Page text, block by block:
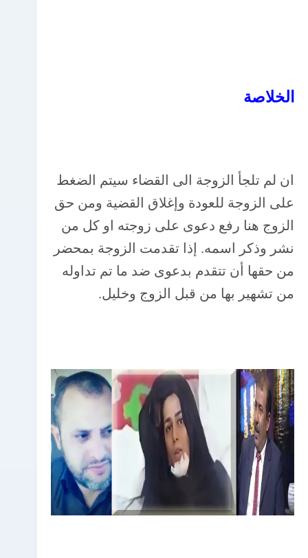
الخلاصة
ان لم تلجأ الزوجة الى القضاء سيتم الضغط
على الزوجة للعودة وإغلاق القضية ومن حق
الزوج هنا رفع دعوى على زوجته او كل من
نشر وذكر اسمه. إذا تقدمت الزوجة بمحضر
من حقها أن تتقدم بدعوى ضد ما تم تداوله
من تشهير بها من قبل الزوج وخليل.